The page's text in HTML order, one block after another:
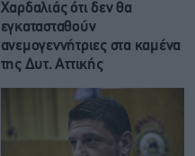
Χαρδαλιάς ότι δεν θα
εγκατασταθούν
ανεμογεννήτριες στα καμένα
της Δυτ. Αττικής